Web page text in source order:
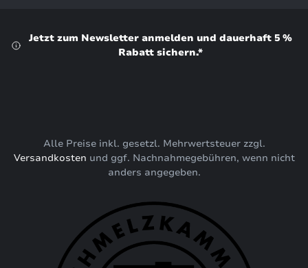
Jetzt zum Newsletter anmelden und dauerhaft 5 %
Rabatt sichern.*
Alle Preise inkl. gesetzl. Mehrwertsteuer zzgl.
Versandkosten und ggf. Nachnahmegebühren, wenn nicht
anders angegeben.